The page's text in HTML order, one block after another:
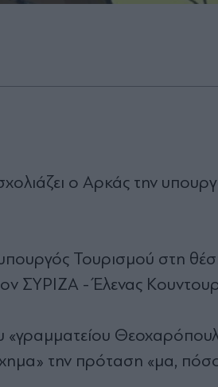
ο Αρκάς την
Τουρισμού στη
ΣΥΡΙΖΑ - Έλενας
την πρόταση «μα,